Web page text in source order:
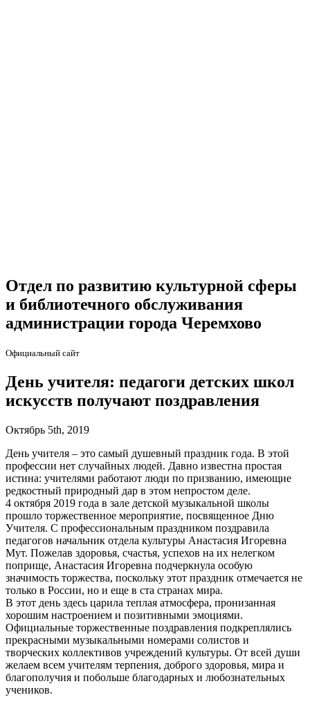
Отдел по развитию культурной сферы
и библиотечного обслуживания
администрации города Черемхово
Официальный сайт
День учителя: педагоги детских школ
искусств получают поздравления
Октябрь 5th, 2019
День учителя – это самый душевный праздник года. В этой
профессии нет случайных людей. Давно известна простая
истина: учителями работают люди по призванию, имеющие
редкостный природный дар в этом непростом деле.
4 октября 2019 года в зале детской музыкальной школы
прошло торжественное мероприятие, посвященное Дню
Учителя. С профессиональным праздником поздравила
педагогов начальник отдела культуры Анастасия Игоревна
Мут. Пожелав здоровья, счастья, успехов на их нелегком
поприще, Анастасия Игоревна подчеркнула особую
значимость торжества, поскольку этот праздник отмечается не
только в России, но и еще в ста странах мира.
В этот день здесь царила теплая атмосфера, пронизанная
хорошим настроением и позитивными эмоциями.
Официальные торжественные поздравления подкреплялись
прекрасными музыкальными номерами солистов и
творческих коллективов учреждений культуры. От всей души
желаем всем учителям терпения, доброго здоровья, мира и
благополучия и побольше благодарных и любознательных
учеников.